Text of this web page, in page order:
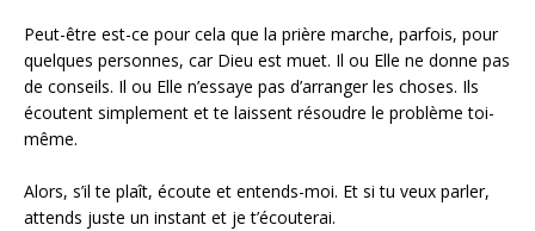
Peut-être est-ce pour cela que la prière marche, parfois, pour
quelques personnes, car Dieu est muet. Il ou Elle ne donne pas
de conseils. Il ou Elle n’essaye pas d’arranger les choses. Ils
écoutent simplement et te laissent résoudre le problème toi-
même.
Alors, s’il te plaît, écoute et entends-moi. Et si tu veux parler,
attends juste un instant et je t’écouterai.